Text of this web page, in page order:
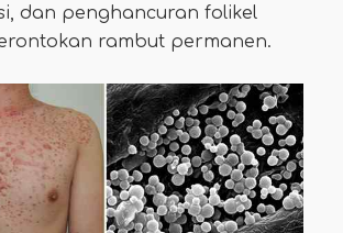
dan penghancuran folikel
rambut permanen.